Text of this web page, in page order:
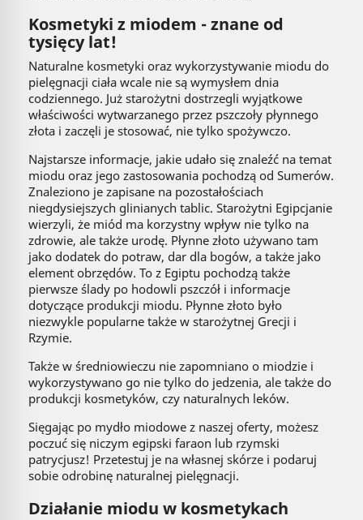
Kosmetyki z miodem - znane od
tysięcy lat!
Naturalne kosmetyki oraz wykorzystywanie miodu do
pielęgnacji ciała wcale nie są wymysłem dnia
codziennego. Już starożytni dostrzegli wyjątkowe
właściwości wytwarzanego przez pszczoły płynnego
złota i zaczęli je stosować, nie tylko spożywczo.
Najstarsze informacje, jakie udało się znaleźć na temat
miodu oraz jego zastosowania pochodzą od Sumerów.
Znaleziono je zapisane na pozostałościach
niegdysiejszych glinianych tablic. Starożytni Egipcjanie
wierzyli, że miód ma korzystny wpływ nie tylko na
zdrowie, ale także urodę. Płynne złoto używano tam
jako dodatek do potraw, dar dla bogów, a także jako
element obrzędów. To z Egiptu pochodzą także
pierwsze ślady po hodowli pszczół i informacje
dotyczące produkcji miodu. Płynne złoto było
niezwykle popularne także w starożytnej Grecji i
Rzymie.
Także w średniowieczu nie zapomniano o miodzie i
wykorzystywano go nie tylko do jedzenia, ale także do
produkcji kosmetyków, czy naturalnych leków.
Sięgając po mydło miodowe z naszej oferty, możesz
poczuć się niczym egipski faraon lub rzymski
patrycjusz! Przetestuj je na własnej skórze i podaruj
sobie odrobinę naturalnej pielęgnacji.
Działanie miodu w kosmetykach